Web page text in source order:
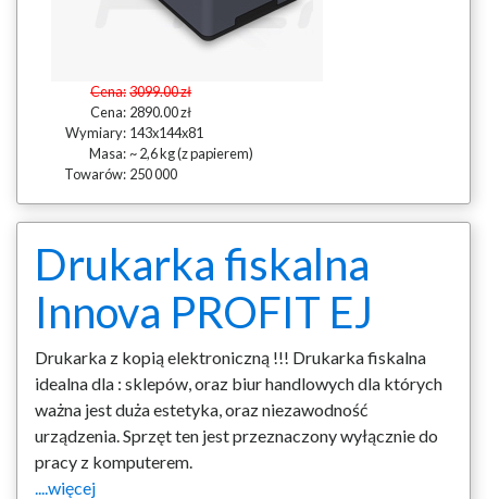
Cena:3099.00 zł
Cena: 2890.00 zł
Wymiary: 143x144x81
Masa:~ 2,6 kg (z papierem)
Towarów: 250 000
Drukarka fiskalna
Innova PROFIT EJ
Drukarka z kopią elektroniczną !!! Drukarka fiskalna
idealna dla : sklepów, oraz biur handlowych dla których
ważna jest duża estetyka, oraz niezawodność
urządzenia. Sprzęt ten jest przeznaczony wyłącznie do
pracy z komputerem.
....więcej